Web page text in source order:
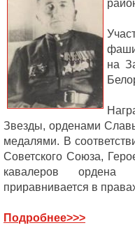
на
Звезды, орденами
медалями. В
Советского Союза,
кавалеров
приравнивается в
Подробнее>>>